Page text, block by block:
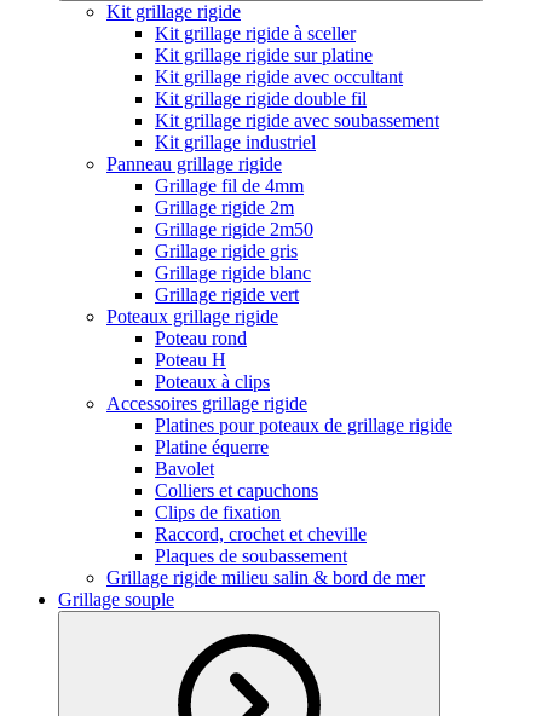
Kit grillage rigide
Kit grillage rigide à sceller
Kit grillage rigide sur platine
Kit grillage rigide avec occultant
Kit grillage rigide double fil
Kit grillage rigide avec soubassement
Kit grillage industriel
Panneau grillage rigide
Grillage fil de 4mm
Grillage rigide 2m
Grillage rigide 2m50
Grillage rigide gris
Grillage rigide blanc
Grillage rigide vert
Poteaux grillage rigide
Poteau rond
Poteau H
Poteaux à clips
Accessoires grillage rigide
Platines pour poteaux de grillage rigide
Platine équerre
Bavolet
Colliers et capuchons
Clips de fixation
Raccord, crochet et cheville
Plaques de soubassement
Grillage rigide milieu salin & bord de mer
Grillage souple